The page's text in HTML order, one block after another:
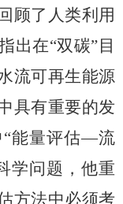
顾了人类利用
出在“双碳”目
流可再生能源
具有重要的发
“能量评估—流
学问题，他重
方法中必须考